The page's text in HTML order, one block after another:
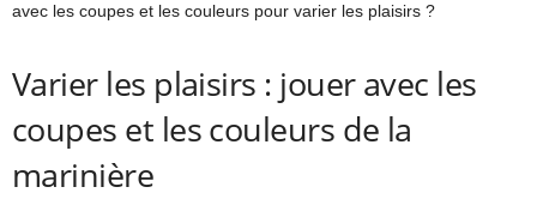
avec les coupes et les couleurs pour varier les plaisirs ?
Varier les plaisirs : jouer avec les
coupes et les couleurs de la
marinière